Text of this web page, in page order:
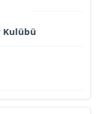
Kulübü